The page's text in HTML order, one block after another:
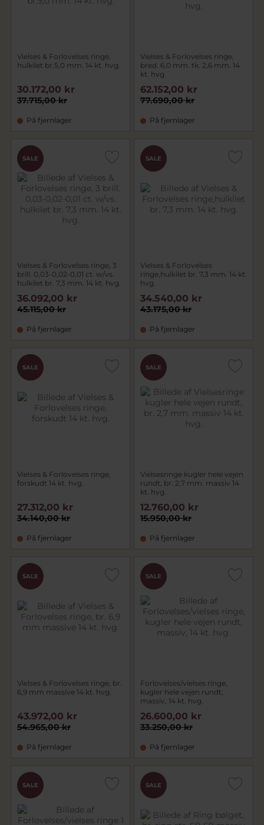
Vielses & Forlovelses ringe,
hulkilet br.5,0 mm. 14 kt. hvg.
37.715,00 kr
30.172,00 kr
På fjernlager
Vielses & Forlovelses ringe,
bred. 6,0 mm. tk. 2,6 mm. 14
kt. hvg.
77.690,00 kr
62.152,00 kr
På fjernlager
SALE
Vielses & Forlovelses ringe, 3
brill. 0,03-0,02-0,01 ct. w/vs.
hulkilet br. 7,3 mm. 14 kt. hvg.
45.115,00 kr
36.092,00 kr
På fjernlager
SALE
Vielses & Forlovelses
ringe,hulkilet br. 7,3 mm. 14 kt.
hvg.
43.175,00 kr
34.540,00 kr
På fjernlager
SALE
Vielses & Forlovelses ringe,
forskudt 14 kt. hvg.
34.140,00 kr
27.312,00 kr
På fjernlager
SALE
Vielsesringe kugler hele vejen
rundt, br. 2,7 mm. massiv 14
kt. hvg.
15.950,00 kr
12.760,00 kr
På fjernlager
SALE
Vielses & Forlovelses ringe, br.
6,9 mm massive 14 kt. hvg.
54.965,00 kr
43.972,00 kr
På fjernlager
SALE
Forlovelses/vielses ringe,
kugler hele vejen rundt,
massiv, 14 kt. hvg.
33.250,00 kr
26.600,00 kr
På fjernlager
SALE SALE